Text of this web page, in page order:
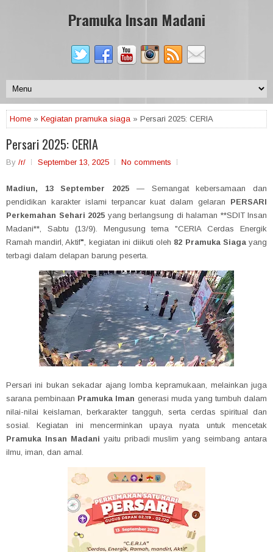
Pramuka Insan Madani
Home » Kegiatan pramuka siaga » Persari 2025: CERIA
Persari 2025: CERIA
By /r/ September 13, 2025 No comments
Madiun, 13 September 2025 — Semangat kebersamaan dan
pendidikan karakter islami terpancar kuat dalam gelaran PERSARI
Perkemahan Sehari 2025 yang berlangsung di halaman **SDIT Insan
Madani**, Sabtu (13/9). Mengusung tema "CERIA Cerdas Energik
Ramah mandirI, Aktif", kegiatan ini diikuti oleh 82 Pramuka Siagayang
terbagi dalam delapan barung peserta.
Persari ini bukan sekadar ajang lomba kepramukaan, melainkan juga
sarana pembinaan Pramuka Iman generasi muda yang tumbuh dalam
nilai-nilai keislaman, berkarakter tangguh, serta cerdas spiritual dan
sosial. Kegiatan ini mencerminkan upaya nyata untuk mencetak
Pramuka Insan Madani yaitu pribadi muslim yang seimbang antara
ilmu, iman, dan amal.